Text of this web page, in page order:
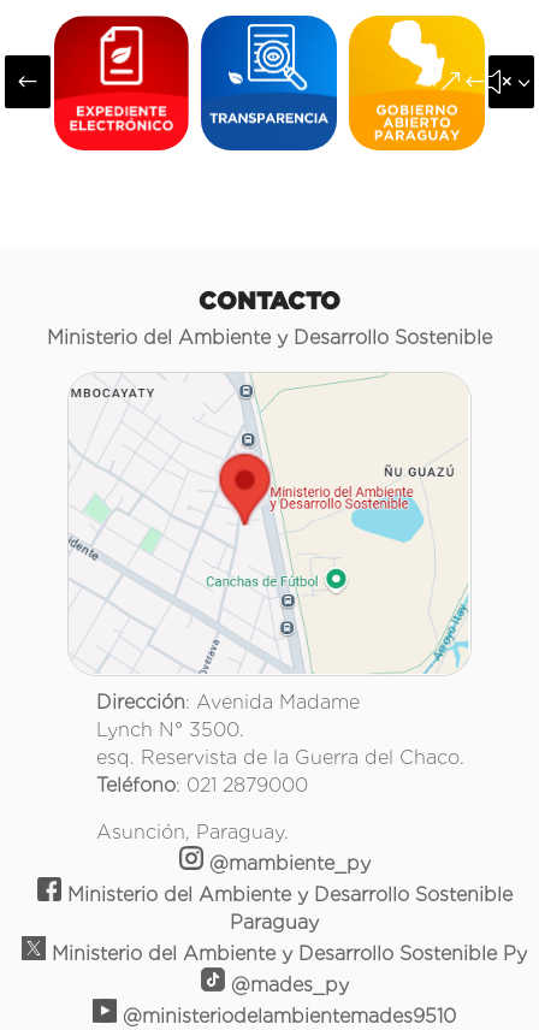
#
CONTACTO
Ministerio del Ambiente y Desarrollo Sostenible
Dirección: Avenida Madame
Lynch N° 3500.
esq. Reservista de la Guerra del Chaco.
Teléfono: 021 2879000
Asunción, Paraguay.
@mambiente_py
Ministerio del Ambiente y Desarrollo Sostenible
Paraguay
Ministerio del Ambiente y Desarrollo Sostenible Py
@mades_py
@ministeriodelambientemades9510